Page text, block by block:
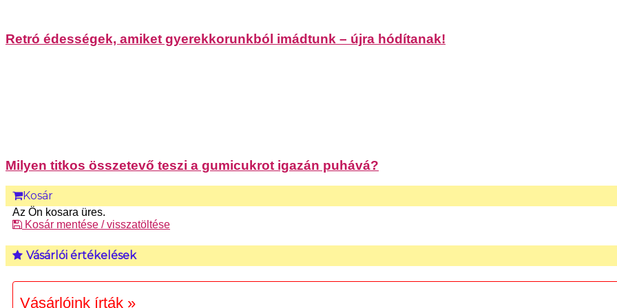
Retró édességek, amiket gyerekkorunkból imádtunk – újra hódítanak!
Milyen titkos összetevő teszi a gumicukrot igazán puhává?
Kosár
Az Ön kosara üres.
Kosár mentése / visszatöltése
Vásárlói értékelések
Vásárlóink írták »